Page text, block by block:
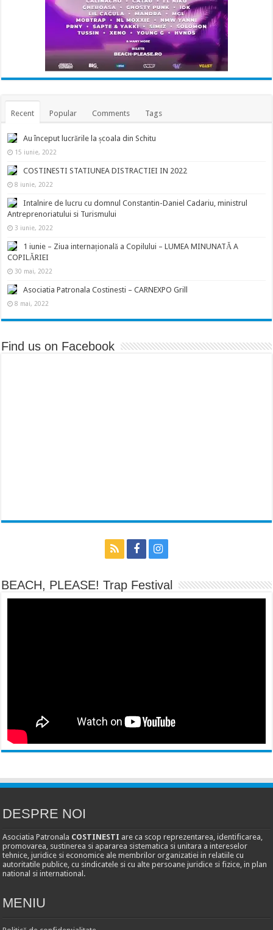
Recent Popular Comments Tags
Au început lucrările la școala din Schitu
15 iunie, 2022
COSTINESTI STATIUNEA DISTRACTIEI IN 2022
8 iunie, 2022
Intalnire de lucru cu domnul Constantin-Daniel Cadariu, ministrul
Antreprenoriatului si Turismului
3 iunie, 2022
1 iunie – Ziua internațională a Copilului – LUMEA MINUNATĂ A
COPILĂRIEI
30 mai, 2022
Asociatia Patronala Costinesti – CARNEXPO Grill
8 mai, 2022
Find us on Facebook
BEACH, PLEASE! Trap Festival
DESPRE NOI
Asociatia Patronala COSTINESTI are ca scop reprezentarea, identificarea,
promovarea, sustinerea si apararea sistematica si unitara a intereselor
tehnice, juridice si economice ale membrilor organizatiei in relatiile cu
autoritatile publice, cu sindicatele si cu alte persoane juridice si fizice, in plan
national si international.
MENIU